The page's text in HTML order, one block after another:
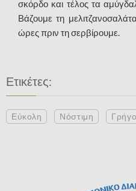
σκόρδο και τέλος τα
Βάζουμε τη
ώρες πριν τη σερβίρουμε.
Ετικέτες:
Εύκολη Νόστιμη